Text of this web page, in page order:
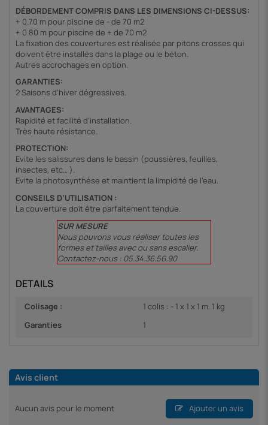
DÉBORDEMENT COMPRIS DANS LES DIMENSIONS CI-DESSUS:
+ 0.70 m pour piscine de - de 70 m2
+ 0.80 m pour piscine de + de 70 m2
La fixation des couvertures est réalisée par pitons crosses qui
doivent être installés dans la plage ou le béton.
Autres accrochages en option.
GARANTIES:
2 Saisons d'hiver dégressives.
AVANTAGES:
Rapidité et facilité d'installation.
Très haute résistance.
PROTECTION:
Evite les salissures dans le bassin (poussières, feuilles,
insectes, etc… ).
Evite la photosynthèse et maintient la limpidité de l’eau.
CONSEILS D’UTILISATION :
La couverture doit être parfaitement tendue.
SUR MESURE
Nous pouvons vous réaliser toutes les
formes et tailles avec ou sans escalier.
Contactez-nous : 05.34.36.56.90
DETAILS
Colisage :
1 colis : - 1 x 1 x 1 m, 1 kg
Garanties
1
Avis client
Aucun avis pour le moment Ajouter un avis